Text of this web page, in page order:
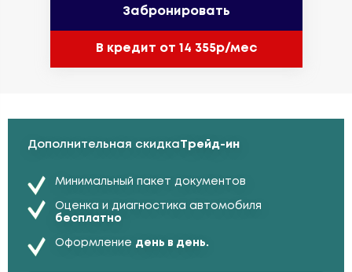
Забронировать
В кредит от 14 355р/мес
Дополнительная скидкаТрейд-ин
Минимальный пакет документов
Оценка и диагностика автомобиля
бесплатно
Оформление день в день.